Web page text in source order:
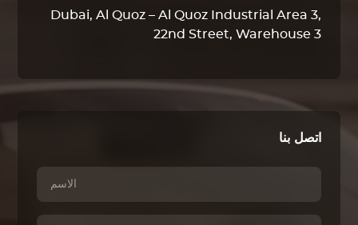
Dubai, Al Quoz – Al Quoz Industrial Area 3,
22nd Street, Warehouse 3
اتصل بنا